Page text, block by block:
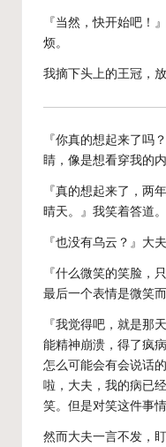
『当然，快开始吧！
烦。
我摘下头上的王冠，放
『你真的想起来了吗
睛，像是想看穿我的内
『真的想起来了，两
晴天。』我笑着答道。
『也没有乌云？』大
『什么微笑的笑脸，
最后一个表情是微笑
『我觉得吧，就是那
能精神崩溃，得了疯
怎么可能会有会说话
啦，大夫，我的病已
笑。但是对笑这件事
然而大夫一言不发，盯